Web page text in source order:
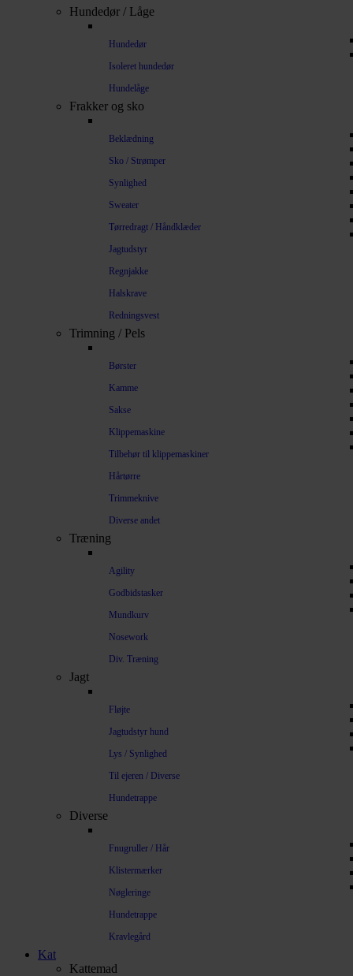
Hundedør / Låge
Hundedør
Isoleret hundedør
Hundelåge
Frakker og sko
Beklædning
Sko / Strømper
Synlighed
Sweater
Tørredragt / Håndklæder
Jagtudstyr
Regnjakke
Halskrave
Redningsvest
Trimning / Pels
Børster
Kamme
Sakse
Klippemaskine
Tilbehør til klippemaskiner
Hårtørre
Trimmeknive
Diverse andet
Træning
Agility
Godbidstasker
Mundkurv
Nosework
Div. Træning
Jagt
Fløjte
Jagtudstyr hund
Lys / Synlighed
Til ejeren / Diverse
Hundetrappe
Diverse
Fnugruller / Hår
Klistermærker
Nøgleringe
Hundetrappe
Kravlegård
Kat
Kattemad